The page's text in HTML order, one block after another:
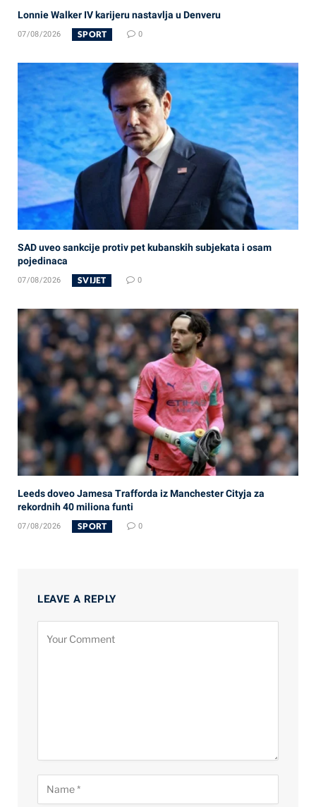
Lonnie Walker IV karijeru nastavlja u Denveru
07/08/2026 SPORT 0
SAD uveo sankcije protiv pet kubanskih subjekata i osam
pojedinaca
07/08/2026 SVIJET 0
Leeds doveo Jamesa Trafforda iz Manchester Cityja za
rekordnih 40 miliona funti
07/08/2026 SPORT 0
LEAVE A REPLY